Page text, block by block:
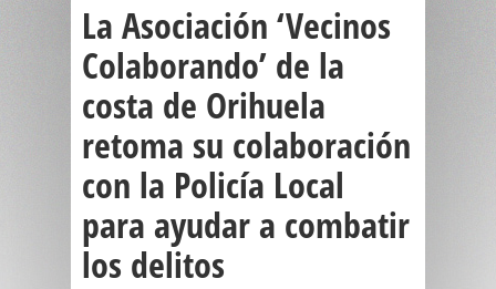
La Asociación ‘Vecinos
Colaborando’ de la
costa de Orihuela
retoma su colaboración
con la Policía Local
para ayudar a combatir
los delitos